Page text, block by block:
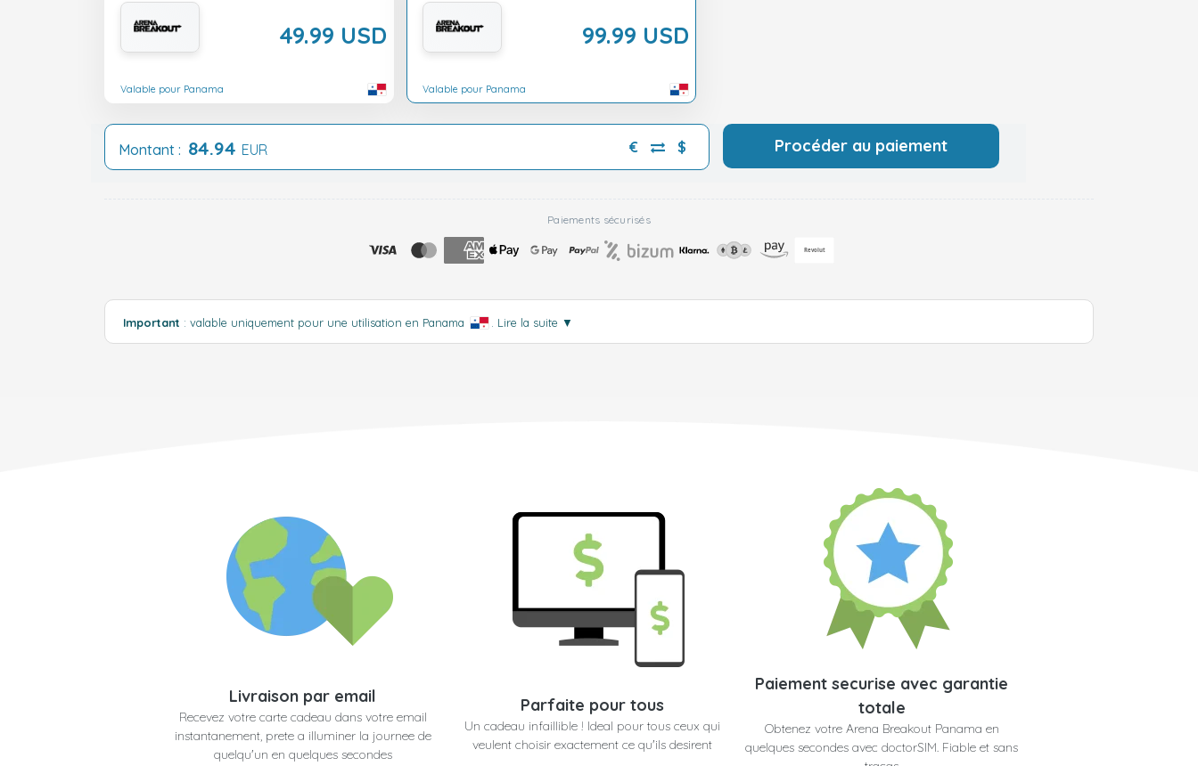
49.99 USD
Valable pour Panama
99.99 USD
Valable pour Panama
Montant : 84.94 EUR € $ Procéder au paiement
Paiements sécurisés
Important : valable uniquement pour une utilisation en Panama . Lire la suite ▼
Livraison par email
Recevez votre carte cadeau dans votre email
instantanement, prete a illuminer la journee de
quelqu'un en quelques secondes
Parfaite pour tous
Un cadeau infaillible ! Ideal pour tous ceux qui
veulent choisir exactement ce qu'ils desirent
Paiement securise avec garantie
totale
Obtenez votre Arena Breakout Panama en
quelques secondes avec doctorSIM. Fiable et sans